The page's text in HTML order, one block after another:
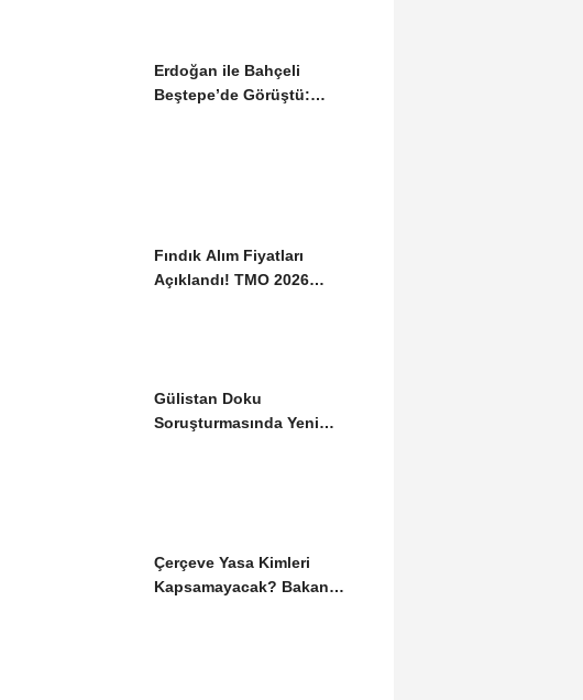
Erdoğan ile Bahçeli
Beştepe’de Görüştü:
Fındık Alım Fiyatları
Açıklandı! TMO 2026
Gülistan Doku
Soruşturmasında Yeni
Çerçeve Yasa Kimleri
Kapsamayacak? Bakan